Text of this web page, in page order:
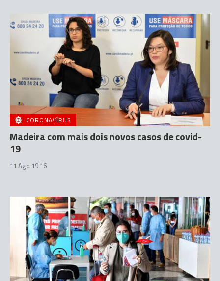
CORONAVÍRUS
Madeira com mais dois novos casos de covid-
19
11 Ago 19:16